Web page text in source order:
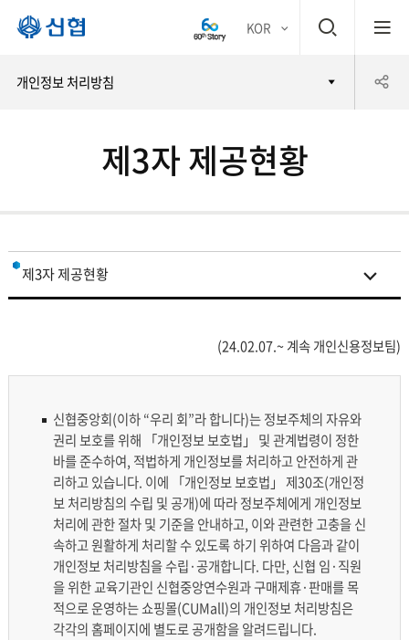
평생
어부
KOR
검
개인정보 처리방침
기
제3자 제공현황
제3자 제공현황
재위탁 현황
영상정보처리기기 운영 및 관리방법
개인위치정보 처리방침
신협 위치기반서비스 이용약관
(24.02.07.~ 계속 개인신용정보팀)
신협중앙회(이하 “우리 회”라 합니다)는 정보주체의 자유와
권리 보호를 위해 「개인정보 보호법」 및 관계법령이 정한
바를 준수하여, 적법하게 개인정보를 처리하고 안전하게 관
리하고 있습니다. 이에 「개인정보 보호법」 제30조(개인정
보 처리방침의 수립 및 공개)에 따라 정보주체에게 개인정보
처리에 관한 절차 및 기준을 안내하고, 이와 관련한 고충을 신
속하고 원활하게 처리할 수 있도록 하기 위하여 다음과 같이
개인정보 처리방침을 수립·공개합니다. 다만, 신협 임·직원
을 위한 교육기관인 신협중앙연수원과 구매제휴·판매를 목
적으로 운영하는 쇼핑몰(CUMall)의 개인정보 처리방침은
각각의 홈페이지에 별도로 공개함을 알려드립니다.